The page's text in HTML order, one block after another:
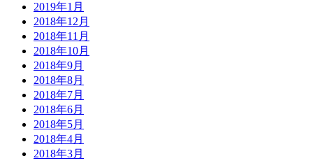
2019年1月
2018年12月
2018年11月
2018年10月
2018年9月
2018年8月
2018年7月
2018年6月
2018年5月
2018年4月
2018年3月